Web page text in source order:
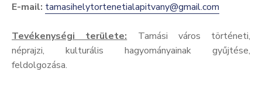
Hivatal
Közérdekű
Turizmus
E-mail: tamasihelytortenetialapitvany@gmail.com
Tevékenységi területe: Tamási város történeti,
néprajzi, kulturális hagyományainak gyűjtése,
feldolgozása.